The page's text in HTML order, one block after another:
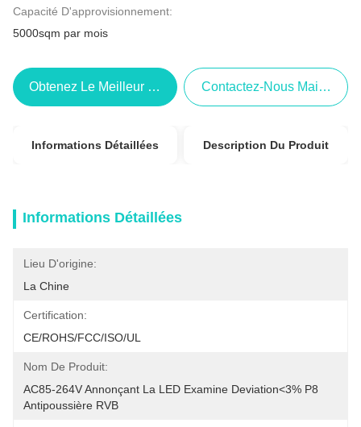
Capacité D'approvisionnement:
5000sqm par mois
Obtenez Le Meilleur Prix Contactez-Nous Maintenant
Informations Détaillées Description Du Produit
Informations Détaillées
Lieu D'origine:
La Chine
Certification:
CE/ROHS/FCC/ISO/UL
Nom De Produit:
AC85-264V Annonçant La LED Examine Deviation<3% P8
Antipoussière RVB